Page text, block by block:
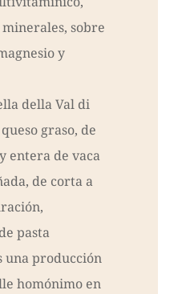
sobre
y
della Val di
graso, de
entera de vaca
de corta a
pasta
una producción
homónimo en